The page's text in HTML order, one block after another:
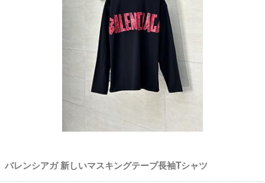
バレンシアガ 新しいマスキングテープ長袖Tシャツ